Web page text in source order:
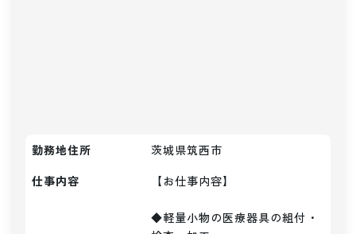
勤務地住所
茨城県筑西市
仕事内容
【お仕事内容】
◆軽量小物の医療器具の組付・